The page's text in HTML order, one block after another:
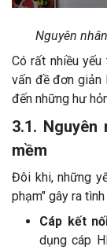
Nguyên
Có rất nhiều
vấn đề đơn giản
đến những hư
3.1.
mềm
Đôi khi, những
phạm" gây ra
Cáp kết
dụng cáp